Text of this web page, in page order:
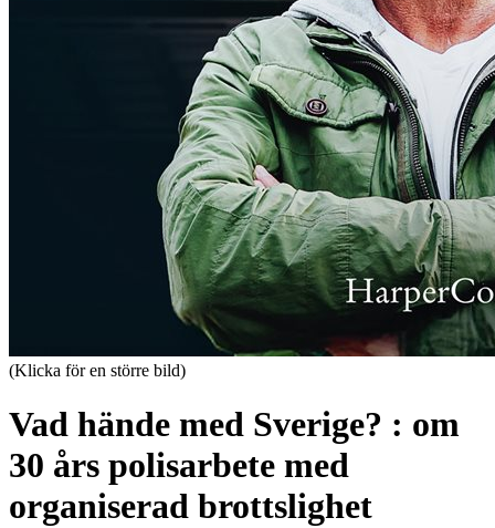
(Klicka för en större bild)
Vad hände med Sverige? : om
30 års polisarbete med
organiserad brottslighet